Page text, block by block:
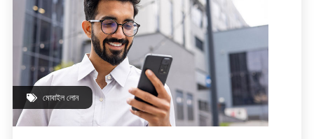
মোবাইল লোন